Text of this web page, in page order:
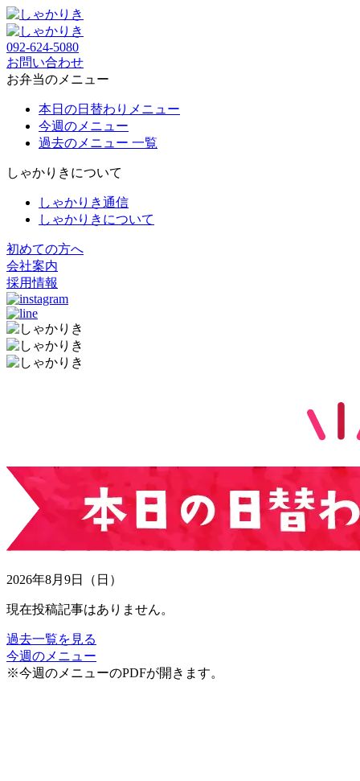
092-624-5080
お問い合わせ
お弁当のメニュー
本日の日替わりメニュー
今週のメニュー
過去のメニュー 一覧
しゃかりきについて
しゃかりき通信
しゃかりきについて
初めての方へ
会社案内
採用情報
2026年8月9日（日）
現在投稿記事はありません。
過去一覧を見る
今週のメニュー
※今週のメニューのPDFが開きます。